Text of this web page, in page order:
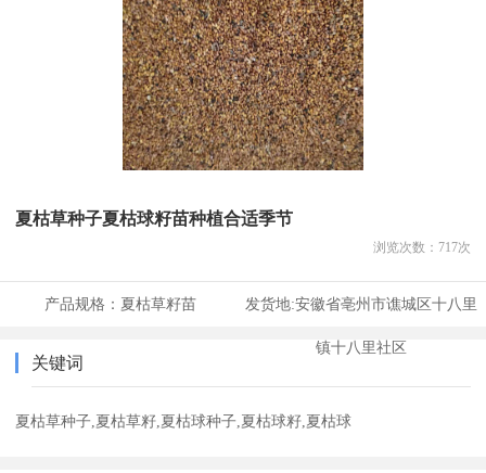
夏枯草种子夏枯球籽苗种植合适季节
浏览次数： 717次
产品规格： 夏枯草籽苗 发货地:安徽省亳州市谯城区十八里
镇十八里社区
关键词
夏枯草种子,夏枯草籽,夏枯球种子,夏枯球籽,夏枯球